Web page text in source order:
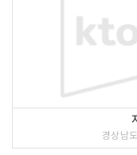
경상남